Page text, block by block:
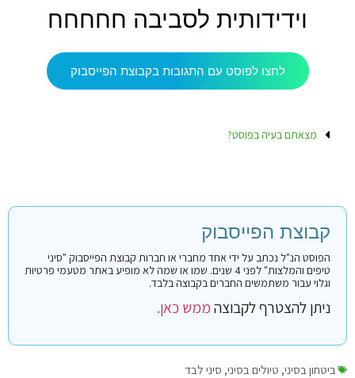
וידידותית לסביבה חחחחח
לחצו לפוסט עם התגובות בקבוצת הפייסבוק
מצאתם בעיה בפוסט?
קבוצת הפייסבוק
הפוסט הנ"ל נכתב על ידי אחד מחברי או חברות קבוצת הפייסבוק "סיני
טיפים והמלצות" לפני 4 שנים. שמו או שמה לא מופיע באתר מטעמי פרטיות
וגלוי עבור משתמשים החברים בקבוצה בלבד.
ניתן להצטרף לקבוצהממש כאן.
ביטחון בסיני, טיולים בסיני, סיני לבד